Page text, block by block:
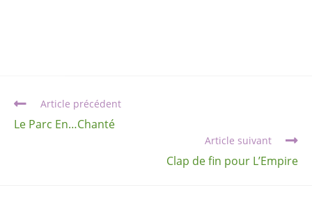
Article précédent
Le Parc En…Chanté
Article suivant
Clap de fin pour L’Empire